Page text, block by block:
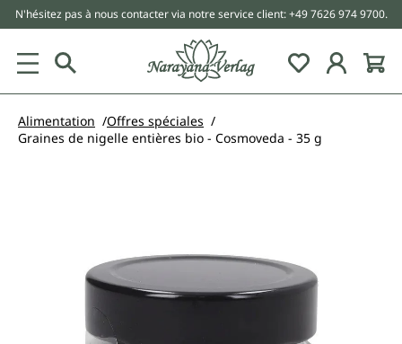
principal
N'hésitez pas à nous contacter via notre service client: +49 7626 974 9700.
Alimentation
Offres spéciales
Graines de nigelle entières bio - Cosmoveda - 35 g